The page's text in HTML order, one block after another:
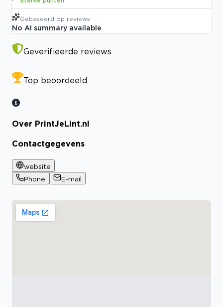
Gebaseerd op reviews
No AI summary available
Geverifieerde reviews
Top beoordeeld
Over PrintJeLint.nl
Contactgegevens
website
Phone
E-mail